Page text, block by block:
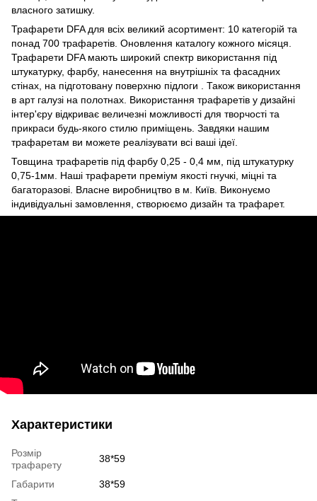
власного затишку.
Трафарети DFA для всіх великий асортимент: 10 категорій та
понад 700 трафаретів. Оновлення каталогу кожного місяця.
Трафарети DFA мають широкий спектр використання під
штукатурку, фарбу, нанесення на внутрішніх та фасадних
стінах, на підготовану поверхню підлоги . Також використання
в арт галузі на полотнах. Використання трафаретів у дизайні
інтер'єру відкриває величезні можливості для творчості та
прикраси будь-якого стилю приміщень. Завдяки нашим
трафаретам ви можете реалізувати всі ваші ідеї.
Товщина трафаретів під фарбу 0,25 - 0,4 мм, під штукатурку
0,75-1мм. Наші трафарети преміум якості гнучкі, міцні та
багаторазові. Власне виробництво в м. Київ. Виконуємо
індивідуальні замовлення, створюємо дизайн та трафарет.
Характеристики
Розмір
трафарету
38*59
Габарити
38*59